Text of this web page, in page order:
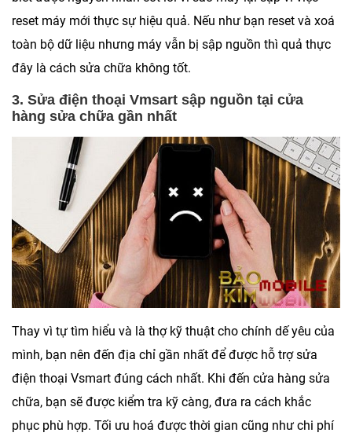
reset máy mới thực sự hiệu quả. Nếu như bạn reset và xoá
toàn bộ dữ liệu nhưng máy vẫn bị sập nguồn thì quả thực
đây là cách sửa chữa không tốt.
3. Sửa điện thoại Vmsart sập nguồn tại cửa
hàng sửa chữa gần nhất
Thay vì tự tìm hiểu và là thợ kỹ thuật cho chính dế yêu của
mình, bạn nên đến địa chỉ gần nhất để được hỗ trợ sửa
điện thoại Vsmart đúng cách nhất. Khi đến cửa hàng sửa
chữa, bạn sẽ được kiểm tra kỹ càng, đưa ra cách khắc
phục phù hợp. Tối ưu hoá được thời gian cũng như chi phí